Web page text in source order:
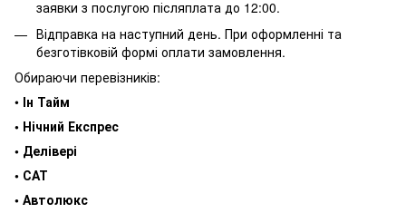
заявки з послугою післяплата до 12:00.
Відправка на наступний день. При оформленні та
безготівковій формі оплати замовлення.
Обираючи перевізників:
• Ін Тайм
• Нічний Експрес
• Делівері
• САТ
• Автолюкс